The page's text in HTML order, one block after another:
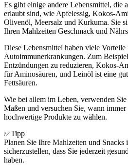
Es gibt einige andere Lebensmittel, die
erlaubt sind, wie Apfelessig, Kokos-
Olivenöl, Meersalz und Kurkuma. Sie
Ihren Mahlzeiten Geschmack und
Diese Lebensmittel haben viele
Autoimmunerkrankungen. Zum
Entzündungen zu reduzieren, Kokos-
für Aminosäuren, und Leinöl ist eine
Fettsäuren.
Wie bei allem im Leben, verwenden
Maßen und versuchen Sie, wann
hochwertige Produkte zu wählen.
✅Tipp
Planen Sie Ihre Mahlzeiten und Snacks
sicherzustellen, dass Sie jederzeit
haben.